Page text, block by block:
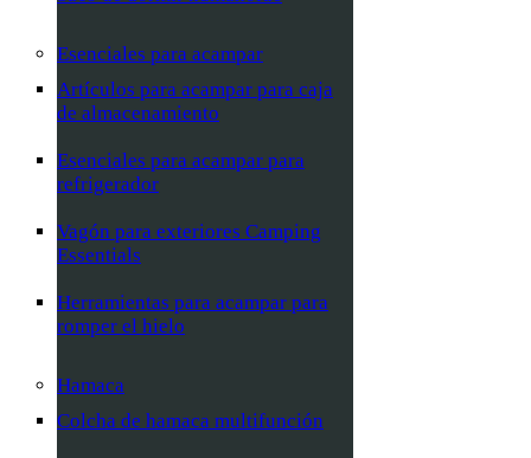
Esenciales para acampar
Artículos para acampar para caja
de almacenamiento
Esenciales para acampar para
refrigerador
Vagón para exteriores Camping
Essentials
Herramientas para acampar para
romper el hielo
Hamaca
Colcha de hamaca multifunción